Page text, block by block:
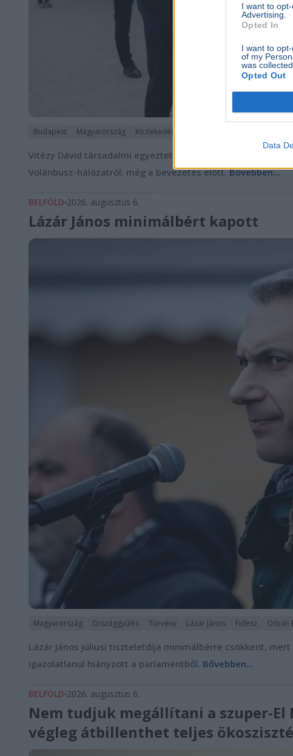
I want to
Advertising.
Opted In
I want to
of my
was collected.
Opted Out
Data
Budapest Magyarország Közlekedés
Vitézy Dávid társadalmi egyeztetést indított a
Volánbusz-hálózatról, még a bevezetés előtt.Bővebben...
BELFÖLD 2026. augusztus 6.
Lázár János minimálbért kapott
Magyarország Országgyűlés Törvény Lázár János Fidesz Orbán
Lázár János júliusi tiszteletdíja minimálbérre csökkent,
igazolatlanul hiányzott a parlamentből. Bővebben...
BELFÖLD 2026. augusztus 6.
Nem tudjuk megállítani a szuper-El
végleg átbillenthet teljes